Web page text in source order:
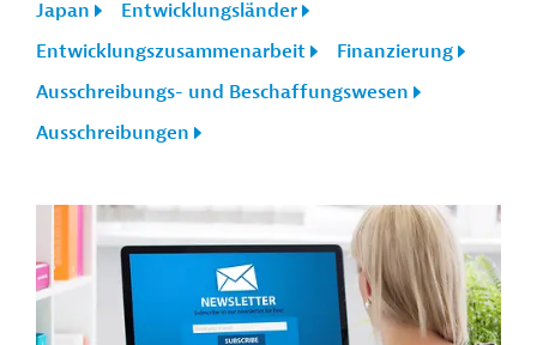
Japan
Entwicklungsländer
Entwicklungszusammenarbeit
Finanzierung
Ausschreibungs- und Beschaffungswesen
Ausschreibungen